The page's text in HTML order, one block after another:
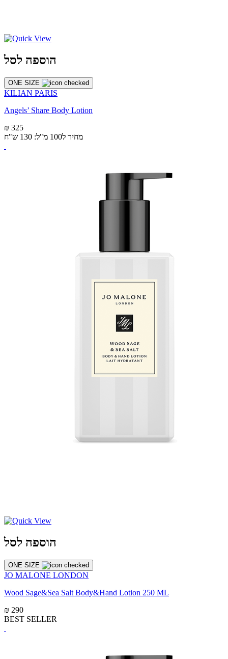
הוספה לסל
ONE SIZE
KILIAN PARIS
Angels’ Share Body Lotion
₪ 325
מחיר ל100 מ"ל: 130 ש"ח
הוספה לסל
ONE SIZE
JO MALONE LONDON
Wood Sage&Sea Salt Body&Hand Lotion 250 ML
₪ 290
BEST SELLER